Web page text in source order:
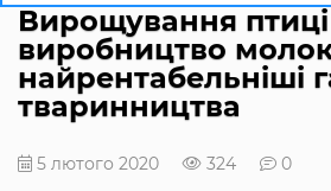
Вирощування птиці
виробництво
найрентабельніші
тваринництва
5 лютого 2020 324 0